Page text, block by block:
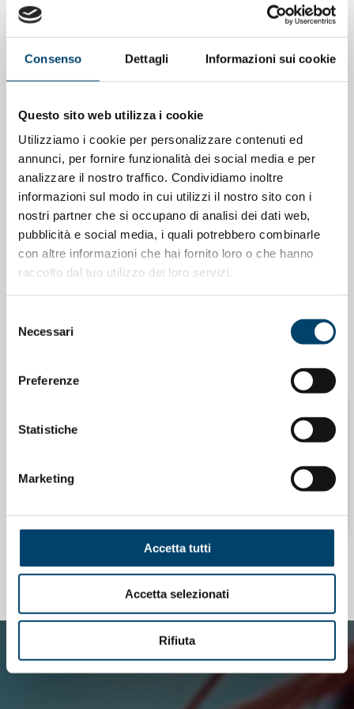
Consenso Dettagli Informazioni sui cookie
Questo sito web utilizza i cookie
Utilizziamo i cookie per personalizzare contenuti ed
annunci, per fornire funzionalità dei social media e per
analizzare il nostro traffico. Condividiamo inoltre
informazioni sul modo in cui utilizzi il nostro sito con i
nostri partner che si occupano di analisi dei dati web,
pubblicità e social media, i quali potrebbero combinarle
con altre informazioni che hai fornito loro o che hanno
raccolto dal tuo utilizzo dei loro servizi.
delNecessari
Preferenze
Statistiche
Marketing
Accetta tutti
Accetta selezionati
Rifiuta
Depressione Post Partum: intervista al
Prof. Claudio Mencacci
Salu’. Dal dialogo alla cura
NEWSLETTER “MEDICINA DI GENERE”
TUTTE LE NOTIZIE CORRELATE